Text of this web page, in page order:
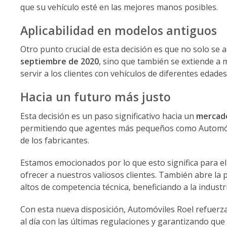
que su vehículo esté en las mejores manos posibles.
Aplicabilidad en modelos antiguos
Otro punto crucial de esta decisión es que no solo
septiembre de 2020, sino que también se extiende a
servir a los clientes con vehículos de diferentes
Hacia un futuro más justo
Esta decisión es un paso significativo hacia un
permitiendo que agentes más pequeños como
de los fabricantes.
Estamos emocionados por lo que esto significa para
ofrecer a nuestros valiosos clientes. También abre la
altos de competencia técnica, beneficiando a la
Con esta nueva disposición, Automóviles Roel
al día con las últimas regulaciones y garantizando